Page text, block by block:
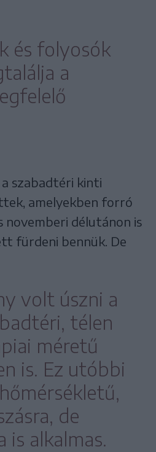
és folyosók
a
szabadtéri kinti
amelyekben forró
novemberi délutánon is
fürdeni bennük. De
volt úszni a
télen
méretű
is. Ez utóbbi
de
is alkalmas.